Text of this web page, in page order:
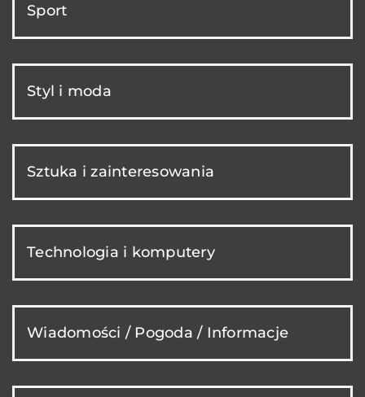
Sport
Styl i moda
Sztuka i zainteresowania
Technologia i komputery
Wiadomości / Pogoda / Informacje